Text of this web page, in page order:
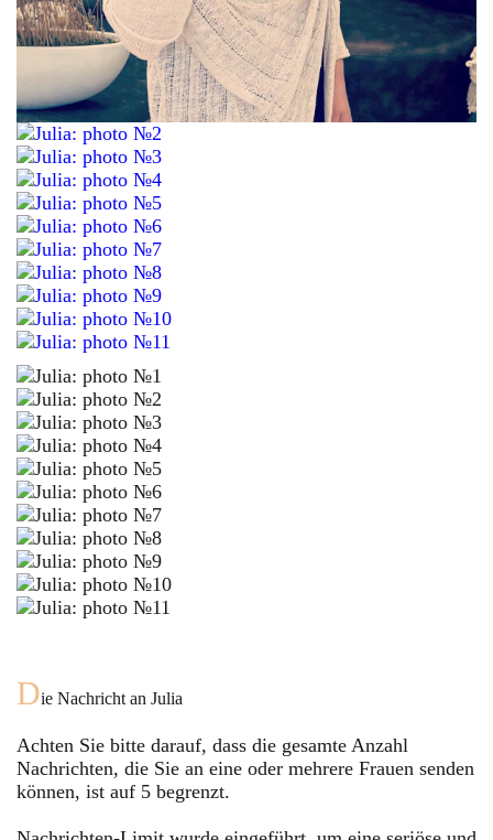
Die Nachricht an Julia
Achten Sie bitte darauf, dass die gesamte Anzahl
Nachrichten, die Sie an eine oder mehrere Frauen senden
können, ist auf 5 begrenzt.